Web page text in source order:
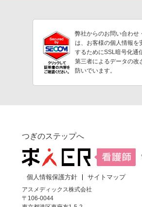
弊社からのお問い合わせ
は、お客様の個人情報を
するためにSSL暗号化通
第三者によるデータの改
防いでいます。
つぎのステップへ
個人情報保護方針
サイトマップ
アスメディックス株式会社
〒106-0044